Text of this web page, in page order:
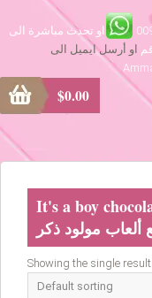
او تحدث مباشرة الى
او أرسل ايميل الى
$0.00
It's a boy
مولود ذكر
Showing the single result